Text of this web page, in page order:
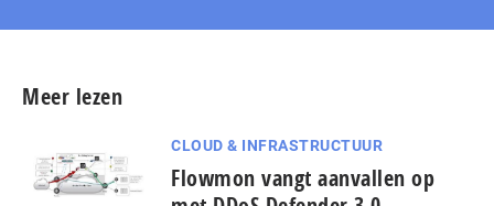
Meer lezen
CLOUD & INFRASTRUCTUUR
Flowmon vangt aanvallen op